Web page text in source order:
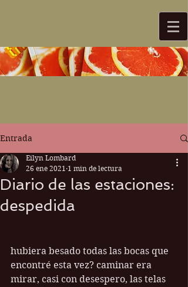
Entrada
Diario de las estaciones:
despedida
Eilyn Lombard
26 ene 2021 1 min de lectura
hubiera besado todas las bocas que
encontré esta vez? caminar era
mirar, casi con desespero, las telas